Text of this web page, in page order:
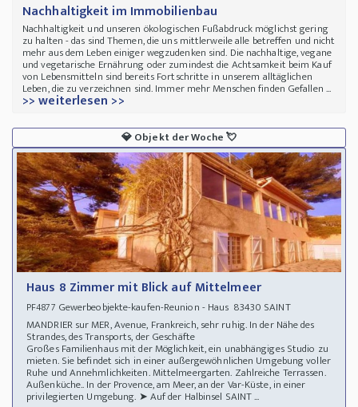
Nachhaltigkeit im Immobilienbau
Nachhaltigkeit und unseren ökologischen Fußabdruck möglichst gering
zu halten - das sind Themen, die uns mittlerweile alle betreffen und nicht
mehr aus dem Leben einiger wegzudenken sind. Die nachhaltige, vegane
und vegetarische Ernährung oder zumindest die Achtsamkeit beim Kauf
von Lebensmitteln sind bereits Fortschritte in unserem alltäglichen
Leben, die zu verzeichnen sind. Immer mehr Menschen finden Gefallen ...
>> weiterlesen >>
💎Objekt der Woche💘
Haus 8 Zimmer mit Blick auf Mittelmeer
PF4877 Gewerbeobjekte-kaufen-Reunion - Haus 83430 SAINT
MANDRIER sur MER, Avenue, Frankreich, sehr ruhig. In der Nähe des
Strandes, des Transports, der Geschäfte
Großes Familienhaus mit der Möglichkeit, ein unabhängiges Studio zu
mieten. Sie befindet sich in einer außergewöhnlichen Umgebung voller
Ruhe und Annehmlichkeiten. Mittelmeergarten. Zahlreiche Terrassen.
Außenküche.. In der Provence, am Meer, an der Var-Küste, in einer
privilegierten Umgebung. ➤ Auf der Halbinsel SAINT ...